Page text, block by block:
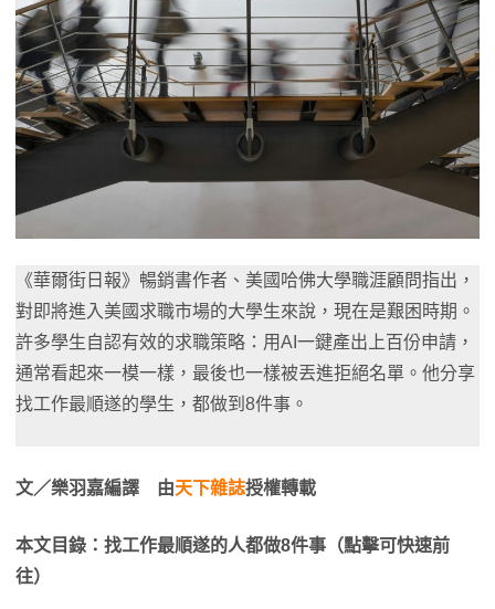
《華爾街日報》暢銷書作者、美國哈佛大學職涯顧問指出，
對即將進入美國求職市場的大學生來說，現在是艱困時期。
許多學生自認有效的求職策略：用AI一鍵產出上百份申請，
通常看起來一模一樣，最後也一樣被丟進拒絕名單。他分享
找工作最順遂的學生，都做到8件事。
文／樂羽嘉編譯 由天下雜誌授權轉載
本文目錄：找工作最順遂的人都做8件事（點擊可快速前
往）